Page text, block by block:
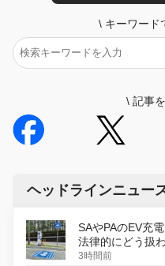
\ キーワード
\ 記事
ヘッドラインニュー
SAやPAのEV充
法律的にどう扱
3時間前